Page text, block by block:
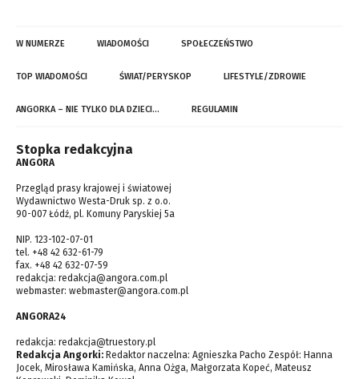
W NUMERZE WIADOMOŚCI SPOŁECZEŃSTWO
TOP WIADOMOŚCI ŚWIAT/PERYSKOP LIFESTYLE/ZDROWIE
ANGORKA – NIE TYLKO DLA DZIECI… REGULAMIN
Stopka redakcyjna
ANGORA
Przegląd prasy krajowej i światowej
Wydawnictwo Westa-Druk sp. z o.o.
90-007 Łódź, pl. Komuny Paryskiej 5a
NIP. 123-102-07-01
tel. +48 42 632-61-79
fax. +48 42 632-07-59
redakcja: redakcja@angora.com.pl
webmaster: webmaster@angora.com.pl
ANGORA24
redakcja: redakcja@truestory.pl
Redakcja Angorki: Redaktor naczelna: Agnieszka Pacho Zespół: Hanna
Jocek, Mirosława Kamińska, Anna Ożga, Małgorzata Kopeć, Mateusz